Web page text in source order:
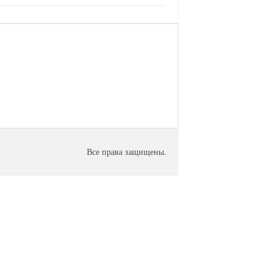
Все права защищены.